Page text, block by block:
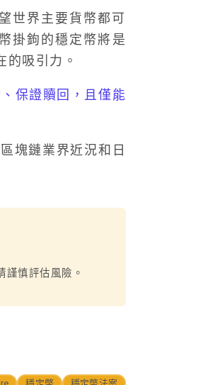
世界主要貨幣都可
掛鉤的穩定幣將是
吸引力。
保證贖回，且僅能
塊鏈業界近況和日
謹慎評估風險。